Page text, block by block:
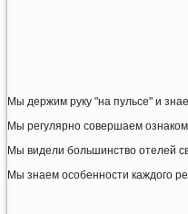
Мы держим руку "на пульсе" и
Мы регулярно совершаем
Мы видели большинство отелей
Мы знаем особенности каждого